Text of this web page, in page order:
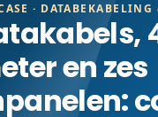
·
en zes